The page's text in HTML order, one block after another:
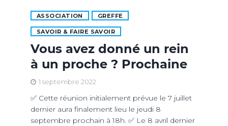
ASSOCIATION GREFFE
SAVOIR & FAIRE SAVOIR
Vous avez donné un rein
à un proche ? Prochaine
1 septembre 2022
✅ Cette réunion initialement prévue le 7 juillet
dernier aura finalement lieu le jeudi 8
septembre prochain à 18h. ✅ Le 8 avril dernier